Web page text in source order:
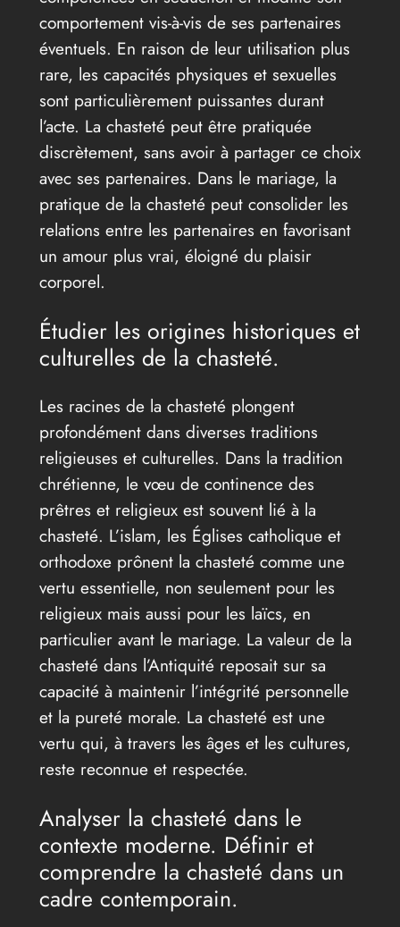
comportement vis-à-vis de ses partenaires
éventuels. En raison de leur utilisation plus
rare, les capacités physiques et sexuelles
sont particulièrement puissantes durant
l’acte. La chasteté peut être pratiquée
discrètement, sans avoir à partager ce choix
avec ses partenaires. Dans le mariage, la
pratique de la chasteté peut consolider les
relations entre les partenaires en favorisant
un amour plus vrai, éloigné du plaisir
corporel.
Étudier les origines historiques et
culturelles de la chasteté.
Les racines de la chasteté plongent
profondément dans diverses traditions
religieuses et culturelles. Dans la tradition
chrétienne, le vœu de continence des
prêtres et religieux est souvent lié à la
chasteté. L’islam, les Églises catholique et
orthodoxe prônent la chasteté comme une
vertu essentielle, non seulement pour les
religieux mais aussi pour les laïcs, en
particulier avant le mariage. La valeur de la
chasteté dans l’Antiquité reposait sur sa
capacité à maintenir l’intégrité personnelle
et la pureté morale. La chasteté est une
vertu qui, à travers les âges et les cultures,
reste reconnue et respectée.
Analyser la chasteté dans le
contexte moderne. Définir et
comprendre la chasteté dans un
cadre contemporain.